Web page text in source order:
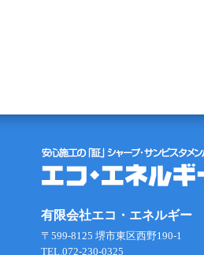
有限会社エコ・エネルギー
〒599-8125 堺市東区西野190-1
TEL.072-230-0325